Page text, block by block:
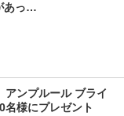
あっ…
アンプルール ブライ
名様にプレゼント